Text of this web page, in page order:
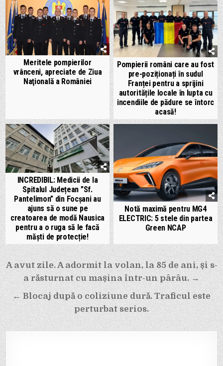
Meritele pompierilor
vrânceni, apreciate de Ziua
Naţională a României
Pompierii români care au fost
pre-poziționați în sudul
Franței pentru a sprijini
autoritățile locale în lupta cu
incendiile de pădure se întorc
acasă!
INCREDIBIL: Medicii de la
Spitalul Județean ”Sf.
Pantelimon” din Focșani au
ajuns să o sune pe
creatoarea de modă Nausica
pentru a o ruga să le facă
măști de protecție!
Notă maximă pentru MG4
ELECTRIC: 5 stele din partea
Green NCAP
Navigare
în
articole
A avut zile. A adormit la volan, la 85 de ani, și s-
a răsturnat cu mașina într-un pârâu. →
← Blocaj după o coliziune dură. Traficul este
perturbat serios.